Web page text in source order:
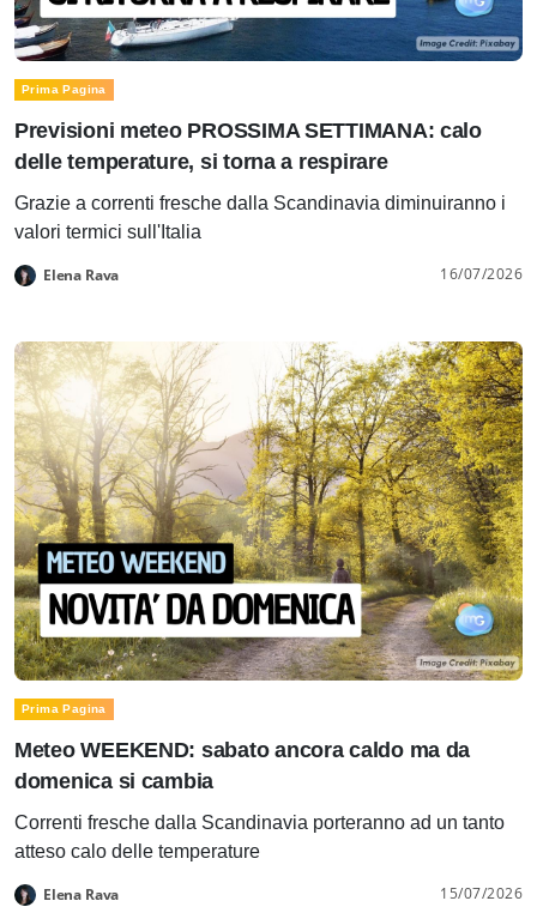
Prima Pagina
Previsioni meteo PROSSIMA SETTIMANA: calo
delle temperature, si torna a respirare
Grazie a correnti fresche dalla Scandinavia diminuiranno i
valori termici sull'Italia
Elena Rava 16/07/2026
Prima Pagina
Meteo WEEKEND: sabato ancora caldo ma da
domenica si cambia
Correnti fresche dalla Scandinavia porteranno ad un tanto
atteso calo delle temperature
Elena Rava 15/07/2026